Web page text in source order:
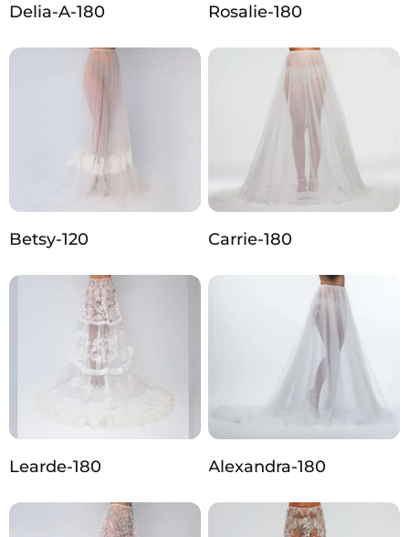
Delia-A-180 Rosalie-180
Betsy-120 Carrie-180
Learde-180 Alexandra-180